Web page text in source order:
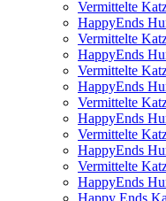
Vermittelte
HappyEnds
Vermittelte
HappyEnds
Vermittelte
HappyEnds
Vermittelte
HappyEnds
Vermittelte
HappyEnds
Vermittelte
HappyEnds
Happy Ends